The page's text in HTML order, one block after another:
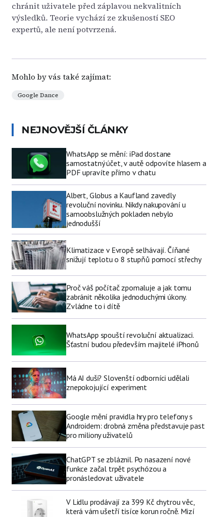
chránit uživatele před záplavou nekvalitních
výsledků. Teorie vychází ze zkušeností SEO
expertů, ale není potvrzená.
Mohlo by vás také zajímat:
Google Dance
NEJNOVĚJŠÍ ČLÁNKY
WhatsApp se mění: iPad dostane
samostatný účet, v autě odpovíte hlasem a
PDF upravíte přímo v chatu
Albert, Globus a Kaufland zavedly
revoluční novinku. Nikdy nakupování u
samoobslužných pokladen nebylo
jednodušší
Klimatizace v Evropě selhávají. Číňané
snižují teplotu o 8 stupňů pomocí střechy
Proč váš počítač zpomaluje a jak tomu
zabránit několika jednoduchými úkony.
Zvládne to i dítě
WhatsApp spouští revoluční aktualizaci.
Šťastní budou především majitelé iPhonů
Má AI duši? Slovenští odborníci udělali
znepokojující experiment
Google mění pravidla hry pro telefony s
Androidem: drobná změna představuje past
pro miliony uživatelů
ChatGPT se zbláznil. Po nasazení nové
funkce začal trpět psychózou a
pronásledovat uživatele
V Lidlu prodávají za 399 Kč chytrou věc,
která vám ušetří tisíce korun ročně. Mizí